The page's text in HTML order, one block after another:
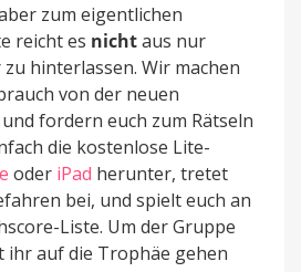
zum eigentlichen
reicht es nichtaus nur
hinterlassen. Wir machen
von der neuen
fordern euch zum Rätseln
die kostenlose Lite-
oder iPad herunter, tretet
bei, und spielt euch an
Liste. Um der Gruppe
ihr auf die Trophäe gehen